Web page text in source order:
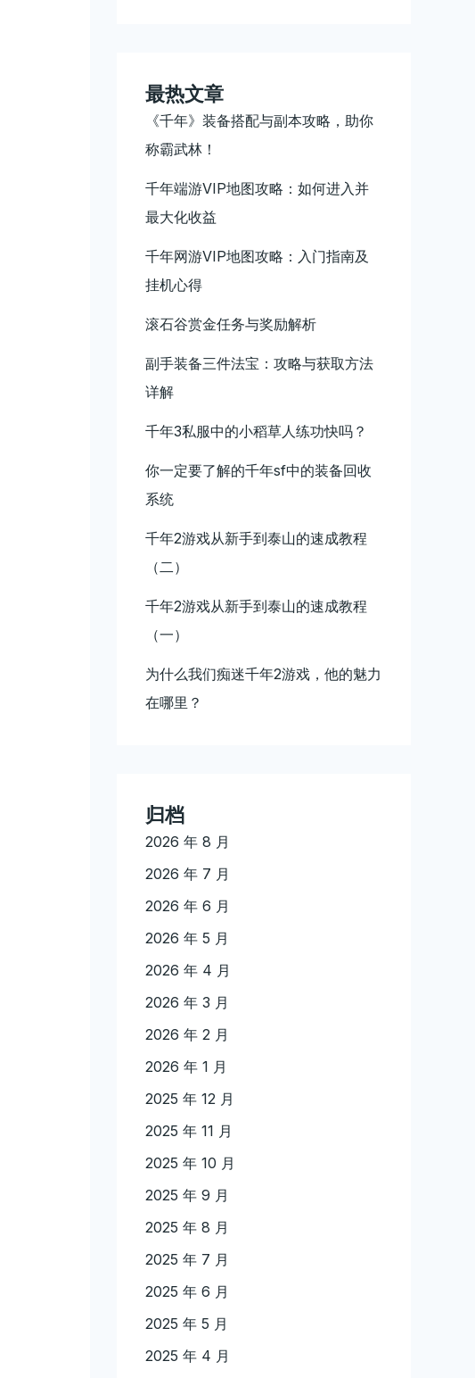
最热文章
《千年》装备搭配与副本攻略，助你
称霸武林！
千年端游VIP地图攻略：如何进入并
最大化收益
千年网游VIP地图攻略：入门指南及
挂机心得
滚石谷赏金任务与奖励解析
副手装备三件法宝：攻略与获取方法
详解
千年3私服中的小稻草人练功快吗？
你一定要了解的千年sf中的装备回收
系统
千年2游戏从新手到泰山的速成教程
（二）
千年2游戏从新手到泰山的速成教程
（一）
为什么我们痴迷千年2游戏，他的魅力
在哪里？
归档
2026 年 8 月
2026 年 7 月
2026 年 6 月
2026 年 5 月
2026 年 4 月
2026 年 3 月
2026 年 2 月
2026 年 1 月
2025 年 12 月
2025 年 11 月
2025 年 10 月
2025 年 9 月
2025 年 8 月
2025 年 7 月
2025 年 6 月
2025 年 5 月
2025 年 4 月